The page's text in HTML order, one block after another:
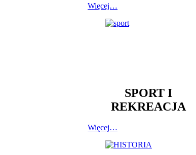
Więcej…
SPORT I
REKREACJA
Więcej…